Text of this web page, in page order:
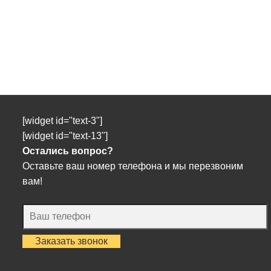
[widget id="text-3"]
[widget id="text-13"]
Остались вопрос?
Оставьте ваш номер телефона и мы перезвоним
вам!